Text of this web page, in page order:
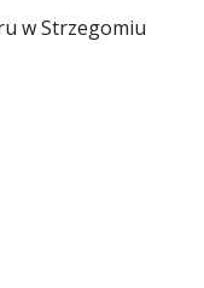
w Strzegomiu